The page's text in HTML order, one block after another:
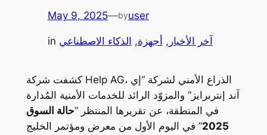
May 9, 2025—byuser
in آخر الأخبار , أجهزة, الذكاء الاصطناعي
كشفت شركة Help AG، الذراع الأمني لشركة “إي
آند إنتربرايز” والمزوّد الرائد للخدمات الأمنية المُدارة
في المنطقة، عن تقريرها المنتظر “حالة السوق
2025” في اليوم الأول من معرض ومؤتمر الخليج